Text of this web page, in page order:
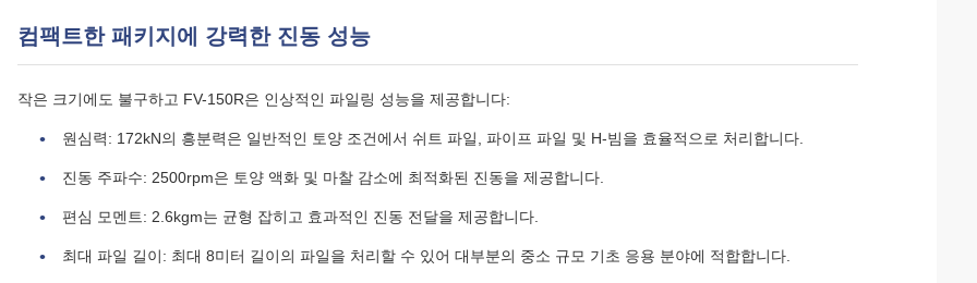
컴팩트한 패키지에 강력한 진동 성능
작은 크기에도 불구하고 FV-150R은 인상적인 파일링 성능을 제공합니다:
원심력: 172kN의 흥분력은 일반적인 토양 조건에서 쉬트 파일, 파이프 파일 및 H-빔을 효율적으로 처리합니다.
진동 주파수: 2500rpm은 토양 액화 및 마찰 감소에 최적화된 진동을 제공합니다.
편심 모멘트: 2.6kgm는 균형 잡히고 효과적인 진동 전달을 제공합니다.
최대 파일 길이: 최대 8미터 길이의 파일을 처리할 수 있어 대부분의 중소 규모 기초 응용 분야에 적합합니다.